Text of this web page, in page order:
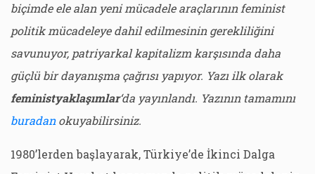
biçimde ele alan yeni mücadele araçlarının feminist
politik mücadeleye dahil edilmesinin gerekliliğini
savunuyor, patriyarkal kapitalizm karşısında daha
güçlü bir dayanışma çağrısı yapıyor. Yazı ilk olarak
feministyaklaşımlar‘da yayınlandı. Yazının tamamını
buradanokuyabilirsiniz.
1980’lerden başlayarak, Türkiye’de İkinci Dalga